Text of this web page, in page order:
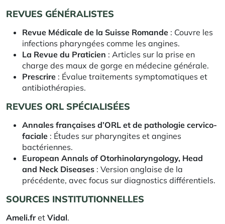
REVUES GÉNÉRALISTES
Revue Médicale de la Suisse Romande : Couvre les
infections pharyngées comme les angines.
La Revue du Praticien : Articles sur la prise en
charge des maux de gorge en médecine générale.
Prescrire : Évalue traitements symptomatiques et
antibiothérapies.
REVUES ORL SPÉCIALISÉES
Annales françaises d’ORL et de pathologie cervico-
faciale : Études sur pharyngites et angines
bactériennes.
European Annals of Otorhinolaryngology, Head
and Neck Diseases : Version anglaise de la
précédente, avec focus sur diagnostics différentiels.
SOURCES INSTITUTIONNELLES
Ameli.fret Vidal.